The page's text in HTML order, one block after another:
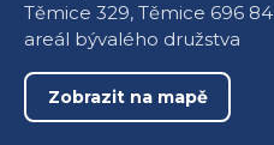
Těmice 329, Těmice 696 84
areál bývalého družstva
Zobrazit na mapě